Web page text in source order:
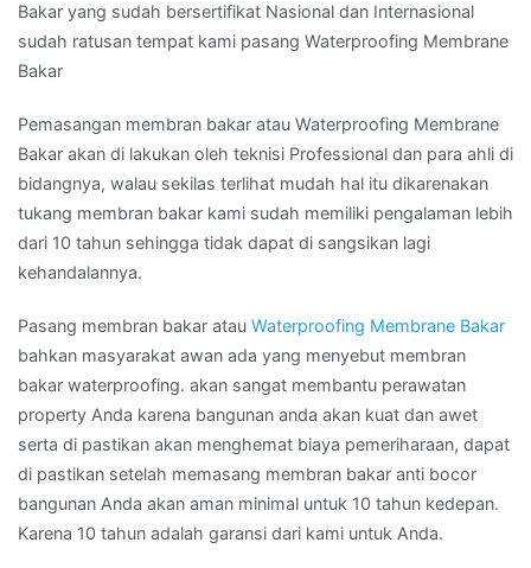
Bakar yang sudah bersertifikat Nasional dan Internasional
sudah ratusan tempat kami pasang Waterproofing Membrane
Bakar
Pemasangan membran bakar atau Waterproofing Membrane
Bakar akan di lakukan oleh teknisi Professional dan para ahli di
bidangnya, walau sekilas terlihat mudah hal itu dikarenakan
tukang membran bakar kami sudah memiliki pengalaman lebih
dari 10 tahun sehingga tidak dapat di sangsikan lagi
kehandalannya.
Pasang membran bakar atau Waterproofing Membrane Bakar
bahkan masyarakat awan ada yang menyebut membran
bakar waterproofing. akan sangat membantu perawatan
property Anda karena bangunan anda akan kuat dan awet
serta di pastikan akan menghemat biaya pemeriharaan, dapat
di pastikan setelah memasang membran bakar anti bocor
bangunan Anda akan aman minimal untuk 10 tahun kedepan.
Karena 10 tahun adalah garansi dari kami untuk Anda.